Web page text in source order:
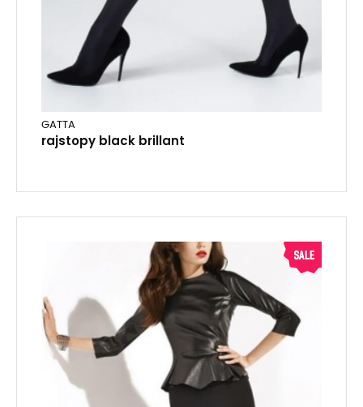
GATTA
rajstopy black brillant